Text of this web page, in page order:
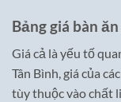
Bảng giá bàn
Giá cả là yếu tố
Tân Bình, giá của
tùy thuộc vào chất